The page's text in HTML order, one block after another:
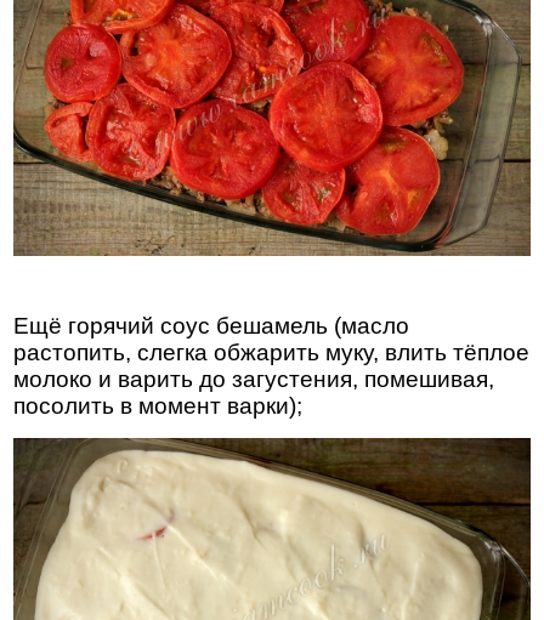
Ещё горячий соус бешамель (масло
растопить, слегка обжарить муку, влить тёплое
молоко и варить до загустения, помешивая,
посолить в момент варки);